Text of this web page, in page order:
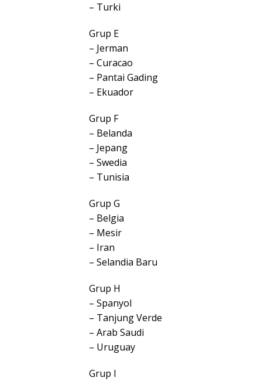
– Turki
Grup E
– Jerman
– Curacao
– Pantai Gading
– Ekuador
Grup F
– Belanda
– Jepang
– Swedia
– Tunisia
Grup G
– Belgia
– Mesir
– Iran
– Selandia Baru
Grup H
– Spanyol
– Tanjung Verde
– Arab Saudi
– Uruguay
Grup I